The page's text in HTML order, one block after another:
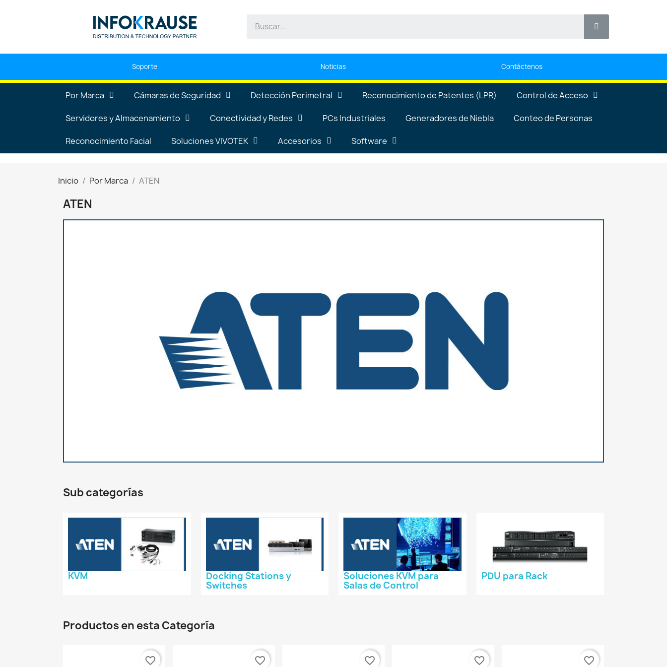
Soporte Noticias Contáctenos
Por Marca Cámaras de Seguridad Detección Perimetral Reconocimiento de Patentes (LPR) Control de Acceso
Servidores y Almacenamiento Conectividad y Redes PCs Industriales Generadores de Niebla Conteo de Personas
Reconocimiento Facial Soluciones VIVOTEK Accesorios Software
Inicio Por Marca ATEN
ATEN
Sub categorías
KVM Docking Stations y
Switches
Soluciones KVM para
Salas de Control
PDU para Rack
Productos en esta Categoría
favorite_border favorite_border favorite_border favorite_border favorite_border